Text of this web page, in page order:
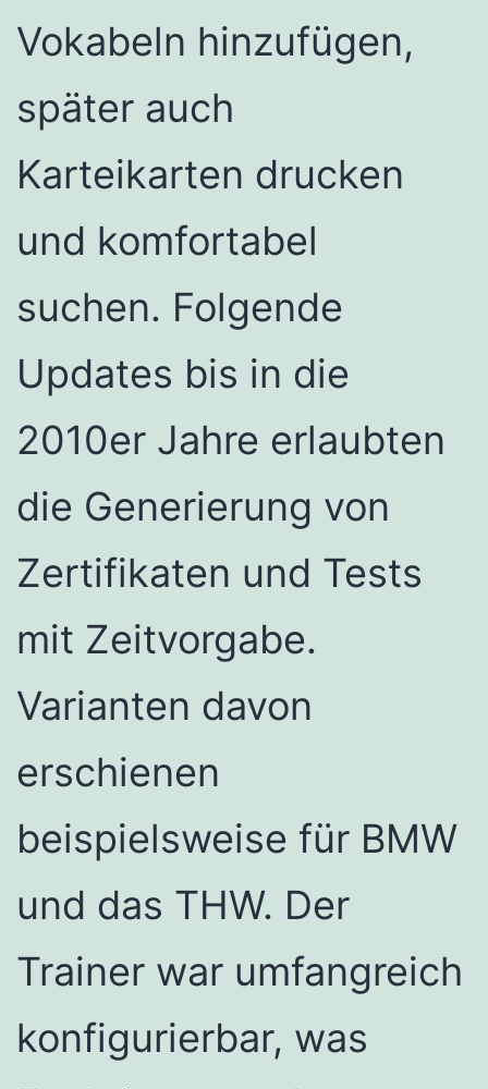
Vokabeln hinzufügen,
später auch
Karteikarten drucken
und komfortabel
suchen. Folgende
Updates bis in die
2010er Jahre erlaubten
die Generierung von
Zertifikaten und Tests
mit Zeitvorgabe.
Varianten davon
erschienen
beispielsweise für BMW
und das THW. Der
Trainer war umfangreich
konfigurierbar, was